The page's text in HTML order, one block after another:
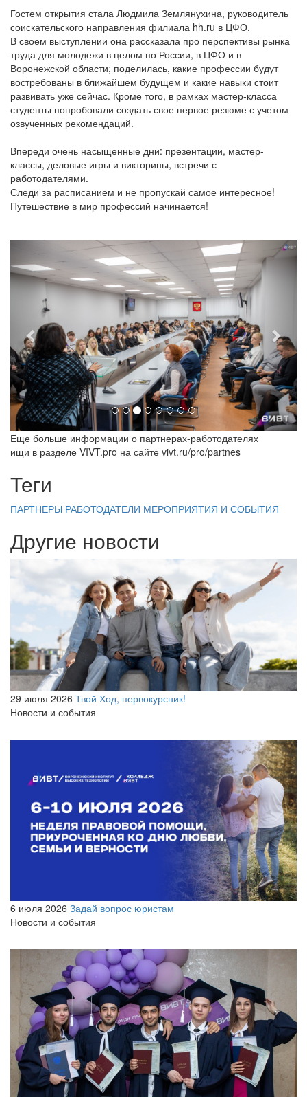
Гостем открытия стала Людмила Землянухина, руководитель
соискательского направления филиала hh.ru в ЦФО.
В своем выступлении она рассказала про перспективы рынка
труда для молодежи в целом по России, в ЦФО и в
Воронежской области; поделилась, какие профессии будут
востребованы в ближайшем будущем и какие навыки стоит
развивать уже сейчас. Кроме того, в рамках мастер-класса
студенты попробовали создать свое первое резюме с учетом
озвученных рекомендаций.
Впереди очень насыщенные дни: презентации, мастер-
классы, деловые игры и викторины, встречи с
работодателями.
Следи за расписанием и не пропускай самое интересное!
Путешествие в мир профессий начинается!
Еще больше информации о партнерах-работодателях
ищи в разделе VIVT.pro на сайте vivt.ru/pro/partnes
Теги
ПАРТНЕРЫ РАБОТОДАТЕЛИ МЕРОПРИЯТИЯ И СОБЫТИЯ
Другие новости
29 июля 2026 Твой Ход, первокурсник!
Новости и события
6 июля 2026 Задай вопрос юристам
Новости и события